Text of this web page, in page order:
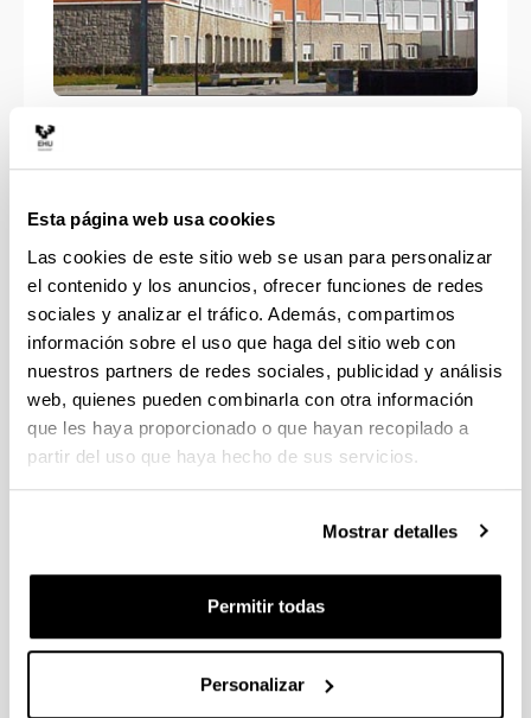
Esta página web usa cookies
Las cookies de este sitio web se usan para personalizar
el contenido y los anuncios, ofrecer funciones de redes
sociales y analizar el tráfico. Además, compartimos
información sobre el uso que haga del sitio web con
nuestros partners de redes sociales, publicidad y análisis
web, quienes pueden combinarla con otra información
que les haya proporcionado o que hayan recopilado a
partir del uso que haya hecho de sus servicios.
Mostrar detalles
Permitir todas
Personalizar
Educación Primaria
Ciencias de la Actividad Física y del
Deporte